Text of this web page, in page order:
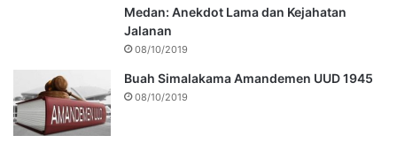
Medan: Anekdot Lama dan Kejahatan
Jalanan
08/10/2019
Buah Simalakama Amandemen UUD 1945
08/10/2019